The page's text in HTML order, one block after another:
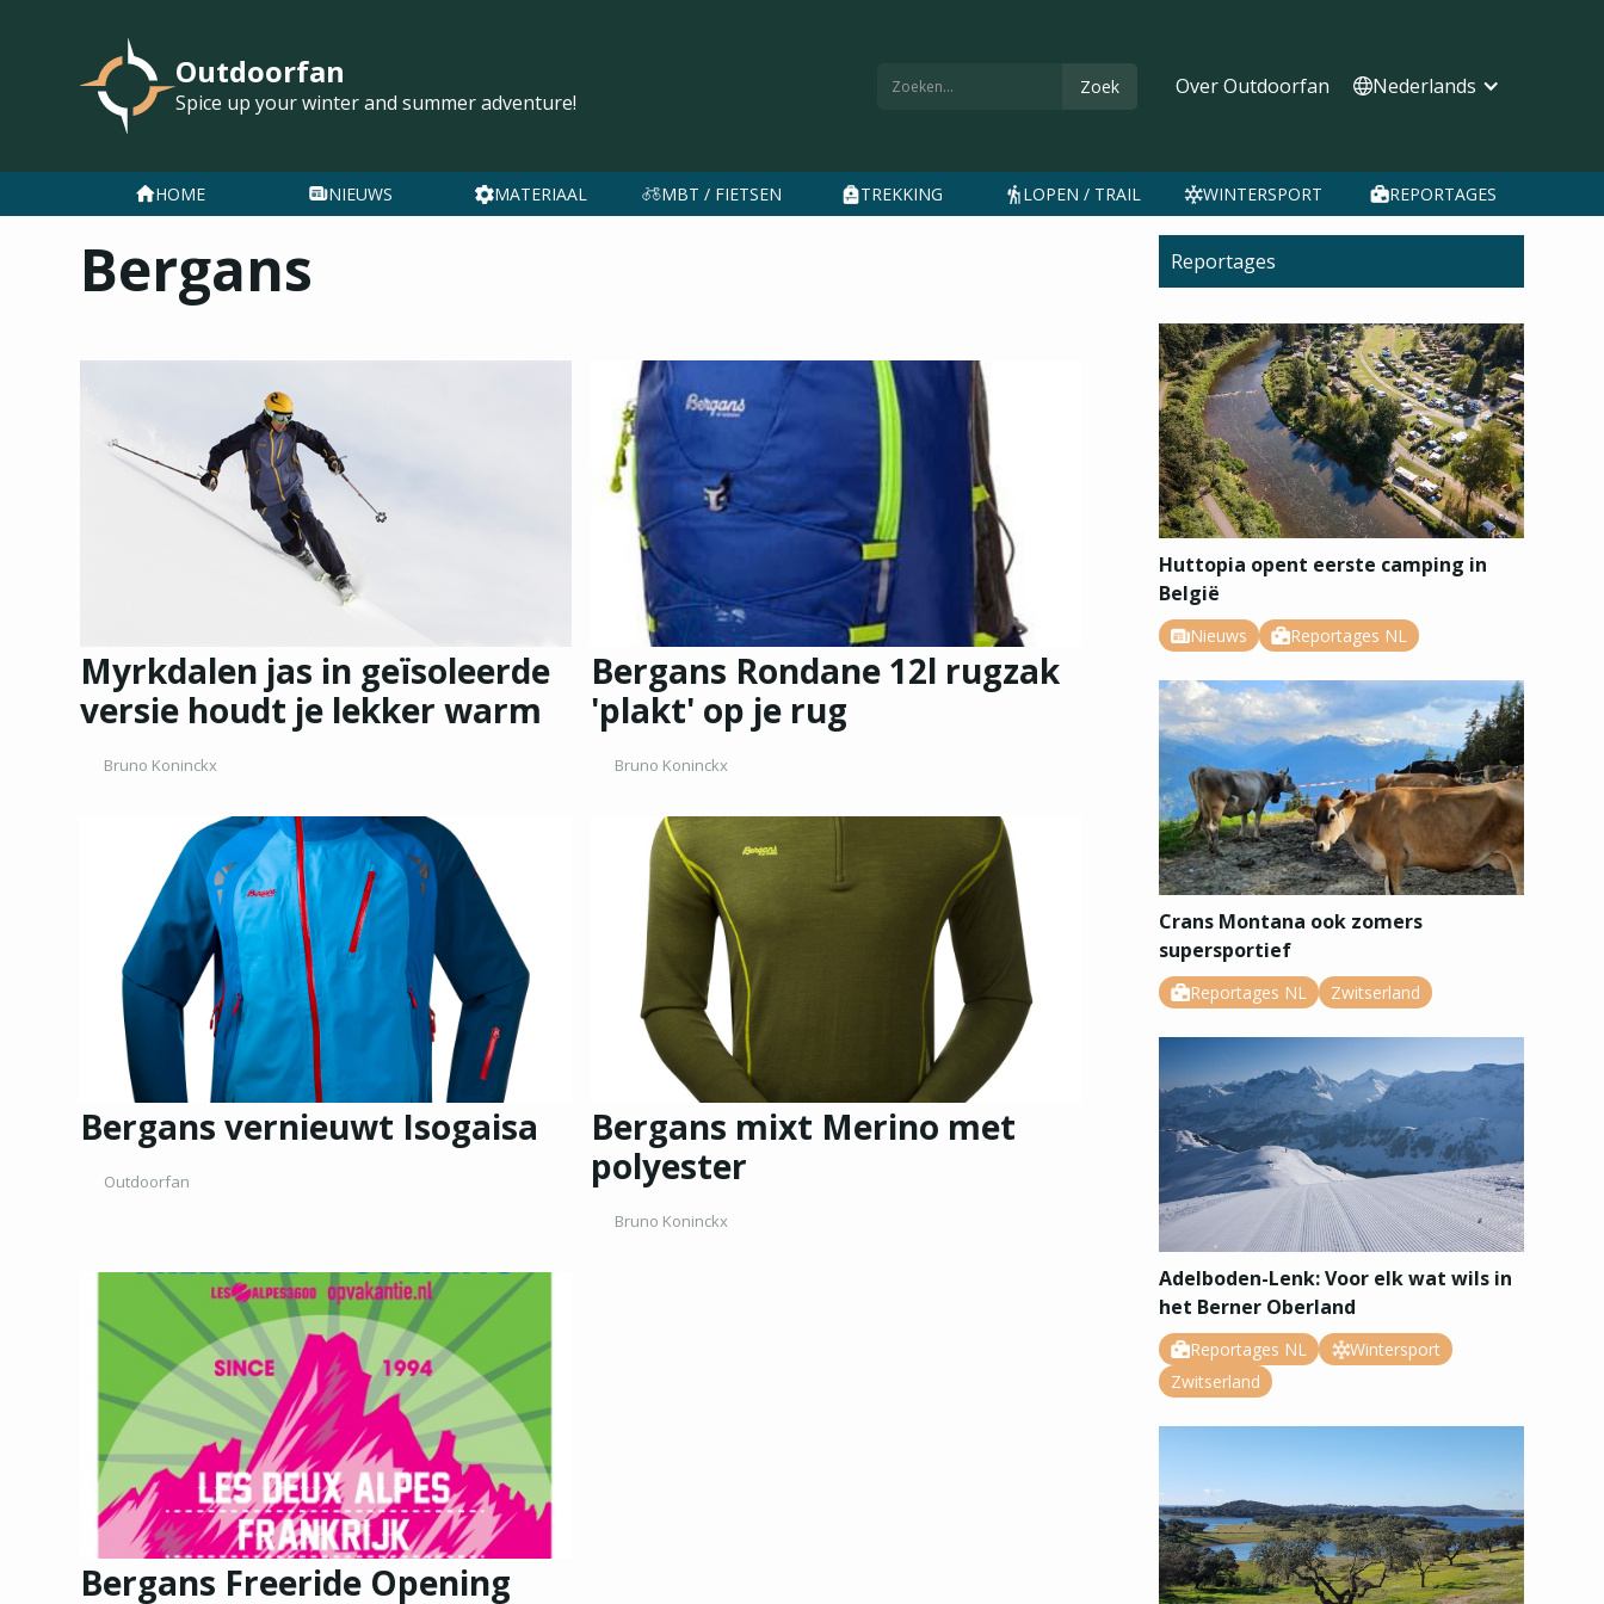
Outdoorfan
Spice up your winter and summer adventure!
Over Outdoorfan Nederlands
HOME NIEUWS MATERIAAL MBT / FIETSEN TREKKING LOPEN / TRAIL WINTERSPORT REPORTAGES
Bergans
Myrkdalen jas in geïsoleerde
versie houdt je lekker warm
Bruno Koninckx
Bergans Rondane 12l rugzak
'plakt' op je rug
Bruno Koninckx
Bergans vernieuwt Isogaisa
Outdoorfan
Bergans mixt Merino met
polyester
Bruno Koninckx
Bergans Freeride Opening
Reportages
Huttopia opent eerste camping in
België
Nieuws Reportages NL
Crans Montana ook zomers
supersportief
Reportages NL Zwitserland
Adelboden-Lenk: Voor elk wat wils in
het Berner Oberland
Reportages NL
Wintersport
Zwitserland